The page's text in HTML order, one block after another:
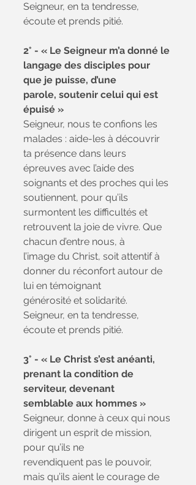
Seigneur, en ta tendresse,
écoute et prends pitié.
2° - « Le Seigneur m’a donné le
langage des disciples pour
que je puisse, d’une
parole, soutenir celui qui est
épuisé »
Seigneur, nous te confions les
malades : aide-les à découvrir
ta présence dans leurs
épreuves avec l’aide des
soignants et des proches qui les
soutiennent, pour qu’ils
surmontent les difficultés et
retrouvent la joie de vivre. Que
chacun d’entre nous, à
l’image du Christ, soit attentif à
donner du réconfort autour de
lui en témoignant
générosité et solidarité.
Seigneur, en ta tendresse,
écoute et prends pitié.
3° - « Le Christ s’est anéanti,
prenant la condition de
serviteur, devenant
semblable aux hommes »
Seigneur, donne à ceux qui nous
dirigent un esprit de mission,
pour qu’ils ne
revendiquent pas le pouvoir,
mais qu’ils aient le courage de